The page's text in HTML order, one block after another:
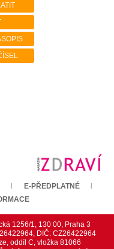
E-PŘEDPLATNÉ
1256/1, 130 00, Praha 3
DIČ: CZ26422964
oddíl C, vložka 81066